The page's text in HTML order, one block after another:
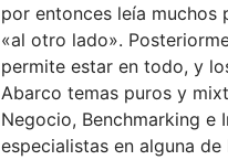
por entonces leía
«al otro lado».
permite estar en todo, y
Abarco temas puros y
Negocio, Benchmarking
especialistas en alguna